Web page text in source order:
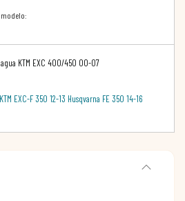
modelo:
KTM EXC 400/450 00-07
EXC-F 350 12-13 Husqvarna FE 350 14-16